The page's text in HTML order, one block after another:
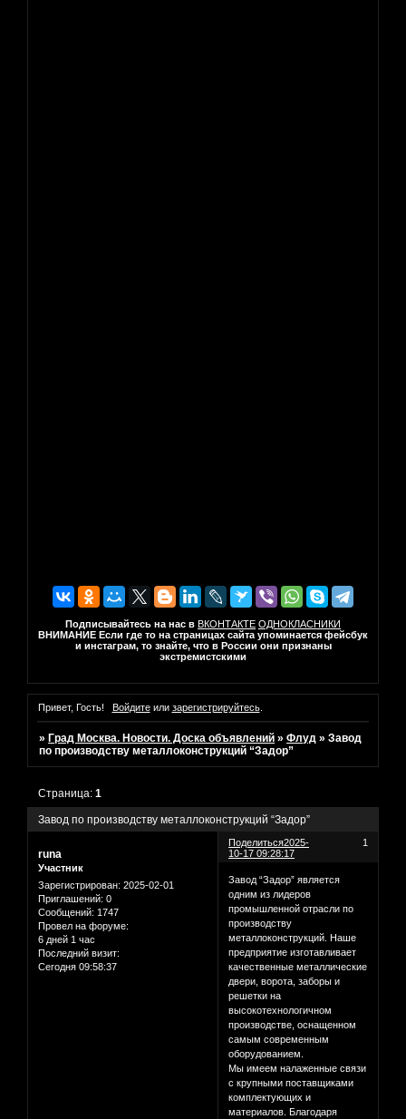
Подписывайтесь на нас в ВКОНТАКТЕ ОДНОКЛАСНИКИ
ВНИМАНИЕ Если где то на страницах сайта упоминается фейсбук
и инстаграм, то знайте, что в России они признаны
экстремистскими
Привет, Гость! Войдитеили зарегистрируйтесь.
» Град Москва. Новости. Доска объявлений »Флуд »Завод
по производству металлоконструкций “Задор”
Завод по производству металлоконструкций “Задор”
Страница:1
Поделиться 1
2025-
10-17 09:28:17
runa
Участник
Зарегистрирован: 2025-02-01
Приглашений: 0
Сообщений: 1747
Провел на форуме:
6 дней 1 час
Последний визит:
Сегодня 09:58:37
Завод “Задор” является
одним из лидеров
промышленной отрасли по
производству
металлоконструкций. Наше
предприятие изготавливает
качественные металлические
двери, ворота, заборы и
решетки на
высокотехнологичном
производстве, оснащенном
самым современным
оборудованием.
Мы имеем налаженные связи
с крупными поставщиками
комплектующих и
материалов. Благодаря